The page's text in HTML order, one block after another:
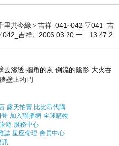
里共今緣＞吉祥_041~042 ▽041_吉
吉祥。2006.03.20.一 13:47:2
去滲透 牆角的灰 倒流的陰影 大火吞
壁上的門
露天拍賣 比比昂代購
登 加入聯播網 全球購物
遊 服務中心
誌 星座命理 會員中心
訊